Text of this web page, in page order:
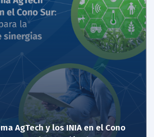
AgTech y los INIA en el Cono